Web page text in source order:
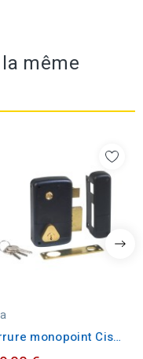
même
monopoint Cisa
fouillot